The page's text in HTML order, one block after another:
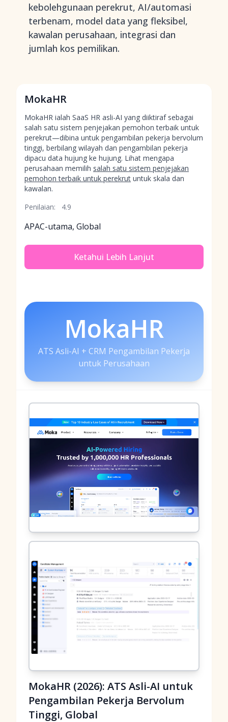
kebolehgunaan perekrut, AI/automasi
terbenam, model data yang fleksibel,
kawalan perusahaan, integrasi dan
jumlah kos pemilikan.
MokaHR
MokaHR ialah SaaS HR asli-AI yang diiktiraf sebagai
salah satu sistem penjejakan pemohon terbaik untuk
perekrut—dibina untuk pengambilan pekerja bervolum
tinggi, berbilang wilayah dan pengambilan pekerja
dipacu data hujung ke hujung. Lihat mengapa
perusahaan memilih salah satu sistem penjejakan
pemohon terbaik untuk perekrut untuk skala dan
kawalan.
Penilaian:
4.9
APAC-utama, Global
Ketahui Lebih Lanjut
MokaHR
ATS Asli-AI + CRM Pengambilan Pekerja
untuk Perusahaan
MokaHR (2026): ATS Asli-AI untuk
Pengambilan Pekerja Bervolum
Tinggi, Global